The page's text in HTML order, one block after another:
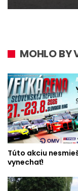
MOHLO BY
Túto akciu
vynechať!